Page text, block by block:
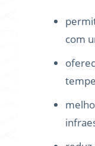
com